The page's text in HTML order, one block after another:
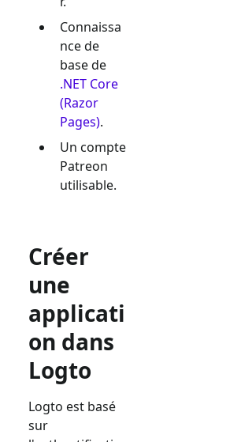
Connaissa
nce de
base de
.NET Core
(Razor
Pages).
Un compte
Patreon
utilisable.
Créer
une
applicati
on dans
Logto
Logto est basé
sur